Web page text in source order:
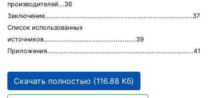
производителей...36
Заключение……………………………………………………………………….37
Список использованных
источников…………………………………………...39
Приложения……………………………………………………………………...41
Скачать полностью (116.88 Кб)